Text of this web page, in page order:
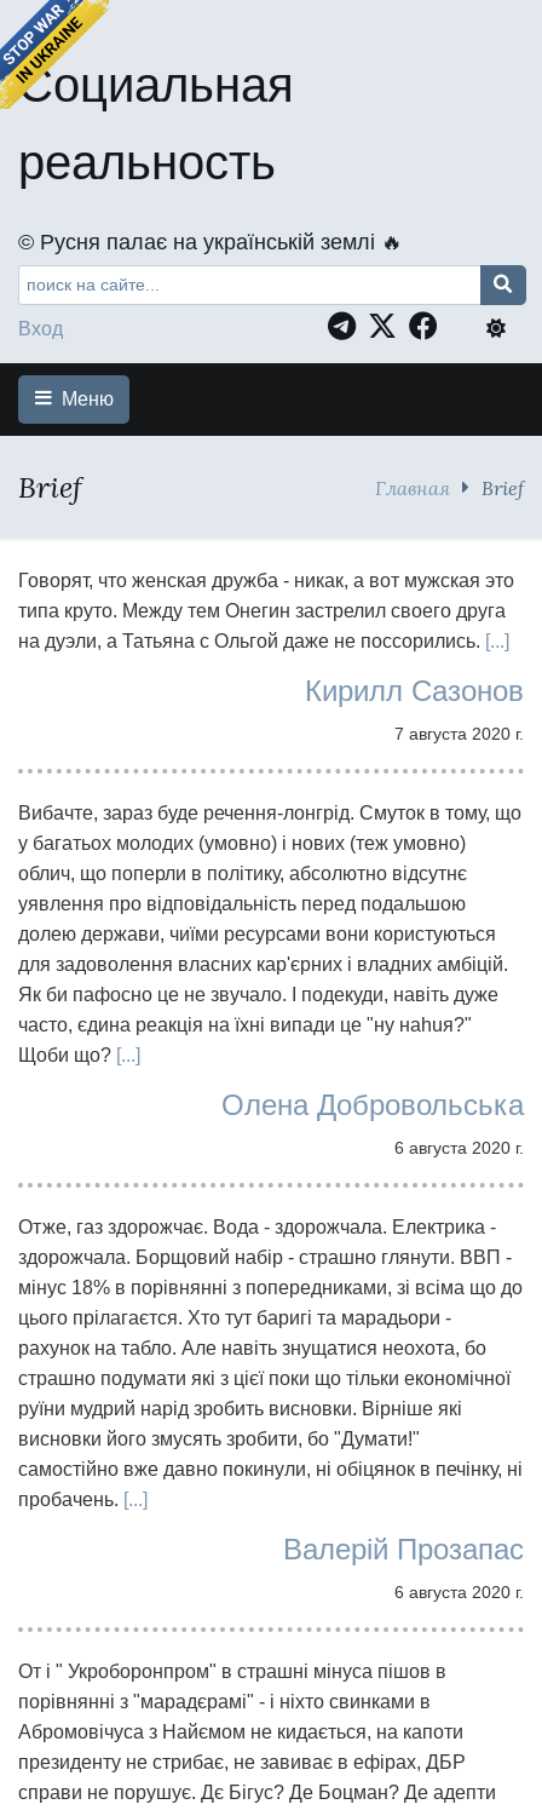
Социальная
реальность
©️ Русня палає на українській землі 🔥
Вход
Меню
Brief Главная Brief
Говорят, что женская дружба - никак, а вот мужская это
типа круто. Между тем Онегин застрелил своего друга
на дуэли, а Татьяна с Ольгой даже не поссорились. [...]
Кирилл Сазонов
7 августа 2020 г.
Вибачте, зараз буде речення-лонгрід. Смуток в тому, що
у багатьох молодих (умовно) і нових (теж умовно)
облич, що поперли в політику, абсолютно відсутнє
уявлення про відповідальність перед подальшою
долею держави, чиїми ресурсами вони користуються
для задоволення власних кар'єрних і владних амбіцій.
Як би пафосно це не звучало. І подекуди, навіть дуже
часто, єдина реакція на їхні випади це "ну наhuя?"
Щоби що? [...]
Олена Добровольська
6 августа 2020 г.
Отже, газ здорожчає. Вода - здорожчала. Електрика -
здорожчала. Борщовий набір - страшно глянути. ВВП -
мінус 18% в порівнянні з попередниками, зі всіма що до
цього прілагаєтся. Хто тут баригі та марадьори -
рахунок на табло. Але навіть знущатися неохота, бо
страшно подумати які з цієї поки що тільки економічної
руїни мудрий нарід зробить висновки. Вірніше які
висновки його змусять зробити, бо "Думати!"
самостійно вже давно покинули, ні обіцянок в печінку, ні
пробачень. [...]
Валерій Прозапас
6 августа 2020 г.
От і " Укроборонпром" в страшні мінуса пішов в
порівнянні з "марадєрамі" - і ніхто свинками в
Абромовічуса з Найємом не кидається, на капоти
президенту не стрибає, не завиває в ефірах, ДБР
справи не порушує. Дє Бігус? Де Боцман? Де адепти